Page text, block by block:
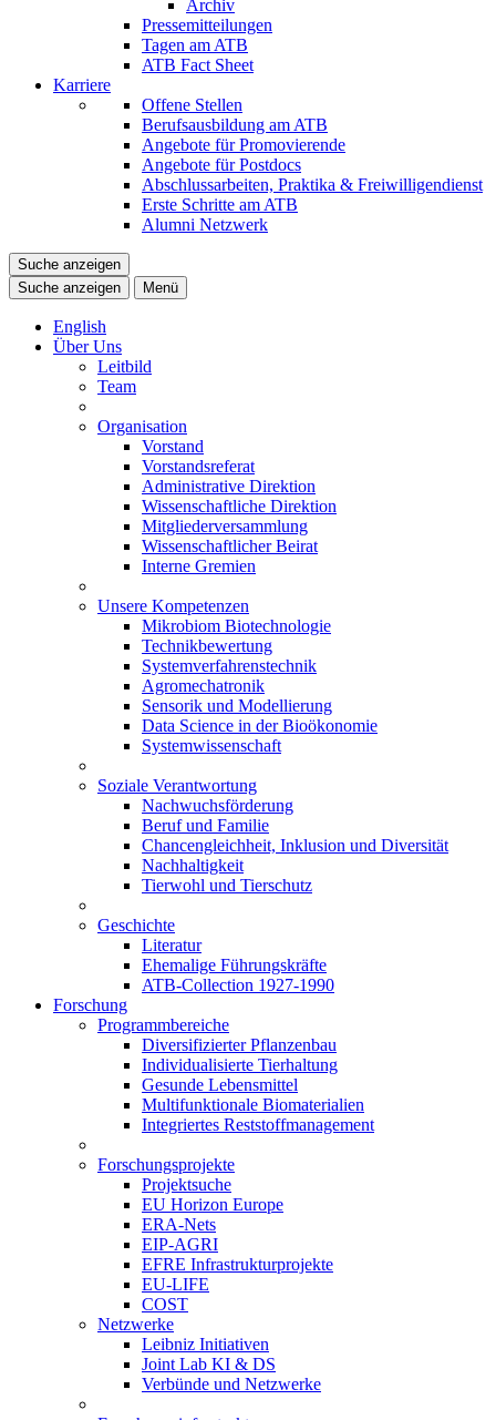
Archiv
Pressemitteilungen
Tagen am ATB
ATB Fact Sheet
Karriere
Offene Stellen
Berufsausbildung am ATB
Angebote für Promovierende
Angebote für Postdocs
Abschlussarbeiten, Praktika & Freiwilligendienst
Erste Schritte am ATB
Alumni Netzwerk
Suche anzeigen
Suche anzeigen
Menü
English
Über Uns
Leitbild
Team
Organisation
Vorstand
Vorstandsreferat
Administrative Direktion
Wissenschaftliche Direktion
Mitgliederversammlung
Wissenschaftlicher Beirat
Interne Gremien
Unsere Kompetenzen
Mikrobiom Biotechnologie
Technikbewertung
Systemverfahrenstechnik
Agromechatronik
Sensorik und Modellierung
Data Science in der Bioökonomie
Systemwissenschaft
Soziale Verantwortung
Nachwuchsförderung
Beruf und Familie
Chancengleichheit, Inklusion und Diversität
Nachhaltigkeit
Tierwohl und Tierschutz
Geschichte
Literatur
Ehemalige Führungskräfte
ATB-Collection 1927-1990
Forschung
Programmbereiche
Diversifizierter Pflanzenbau
Individualisierte Tierhaltung
Gesunde Lebensmittel
Multifunktionale Biomaterialien
Integriertes Reststoffmanagement
Forschungsprojekte
Projektsuche
EU Horizon Europe
ERA-Nets
EIP-AGRI
EFRE Infrastrukturprojekte
EU-LIFE
COST
Netzwerke
Leibniz Initiativen
Joint Lab KI & DS
Verbünde und Netzwerke